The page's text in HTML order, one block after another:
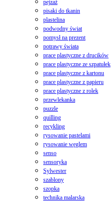
pejzaż
pisaki do tkanin
plastelina
podwodny świat
pomysł na prezent
potrawy świata
prace plastyczne z drucików
prace plastyczne ze szpatułek
prace plastyczne z kartonu
prace plastyczne z papieru
prace plastyczne z rolek
przewlekanka
puzzle
quilling
recykling
rysowanie pastelami
rysowanie węglem
senso
sensoryka
Sylwester
szablony
szopka
technika malarska